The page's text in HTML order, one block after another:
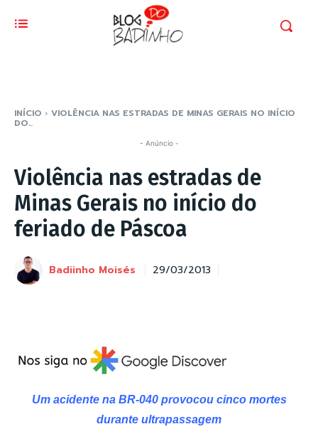
INÍCIO VIOLÊNCIA NAS ESTRADAS DE MINAS GERAIS NO INÍCIO
DO...
- Anúncio -
Violência nas estradas de
Minas Gerais no início do
feriado de Páscoa
Badiinho Moisés 29/03/2013
Um acidente na BR-040 provocou cinco mortes
durante ultrapassagem